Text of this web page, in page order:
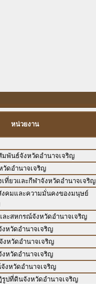
หน่วยงาน
มพันธ์จังหวัดอำนาจเจริญ
วัดอำนาจเจริญ
เที่ยวและกีฬาจังหวัดอำนาจเจริญ
คมและความมั่นคงของมนุษย์
ละสหกรณ์จังหวัดอำนาจเจริญ
งหวัดอำนาจเจริญ
งหวัดอำนาจเจริญ
งหวัดอำนาจเจริญ
งหวัดอำนาจเจริญ
รูปที่ดินจังหวัดอำนาจเจริญ